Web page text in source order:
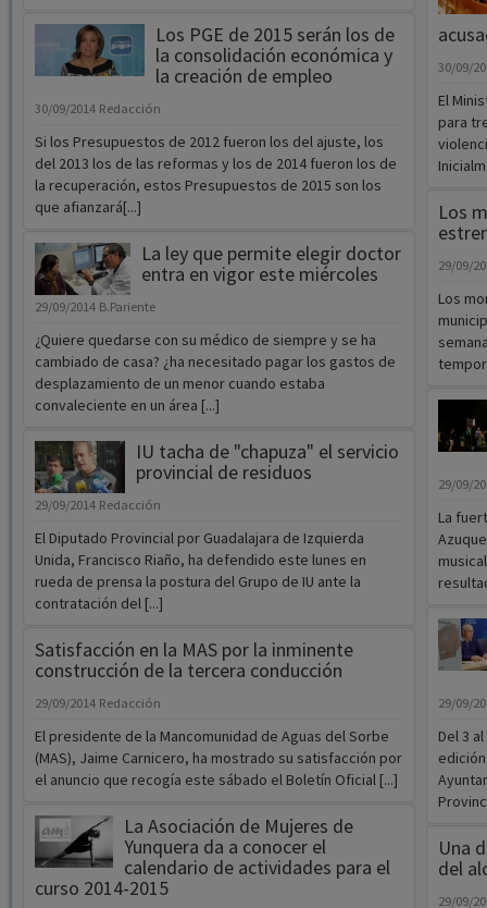
Los PGE de 2015 serán los de
la consolidación económica y
la creación de empleo
30/09/2014 Redacción
Si los Presupuestos de 2012 fueron los del ajuste, los
del 2013 los de las reformas y los de 2014 fueron los de
la recuperación, estos Presupuestos de 2015 son los
que afianzará[...]
La ley que permite elegir doctor
entra en vigor este miércoles
29/09/2014 B.Pariente
¿Quiere quedarse con su médico de siempre y se ha
cambiado de casa? ¿ha necesitado pagar los gastos de
desplazamiento de un menor cuando estaba
convaleciente en un área [...]
IU tacha de "chapuza" el servicio
provincial de residuos
29/09/2014 Redacción
El Diputado Provincial por Guadalajara de Izquierda
Unida, Francisco Riaño, ha defendido este lunes en
rueda de prensa la postura del Grupo de IU ante la
contratación del [...]
Satisfacción en la MAS por la inminente
construcción de la tercera conducción
29/09/2014 Redacción
El presidente de la Mancomunidad de Aguas del Sorbe
(MAS), Jaime Carnicero, ha mostrado su satisfacción por
el anuncio que recogía este sábado el Boletín Oficial [...]
La Asociación de Mujeres de
Yunquera da a conocer el
calendario de actividades para el
curso 2014-2015
30/09/
El
para
Los
29/09/
Los
29/09/
La
29/09/
Del 3
Una
del
29/09/